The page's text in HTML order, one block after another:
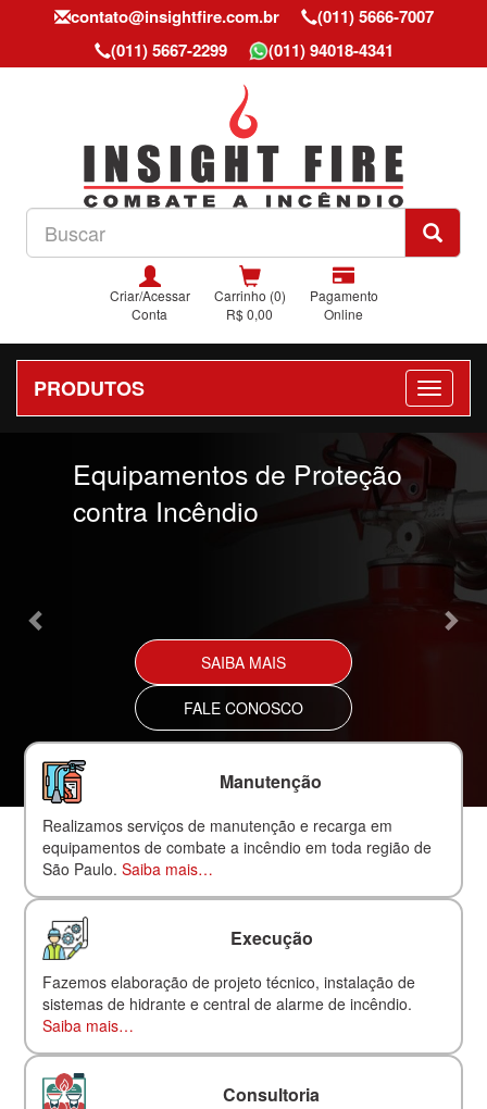
contato@insightfire.com.br
(011) 5666-7007
(011) 5667-2299
(011) 94018-4341
Criar/Acessar
Conta
Carrinho (0)
R$ 0,00
Pagamento
Online
PRODUTOS
Equipamentos de Proteção
contra Incêndio
SAIBA MAIS
FALE CONOSCO
Manutenção
Realizamos serviços de manutenção e recarga em
equipamentos de combate a incêndio em toda região de
São Paulo.Saiba mais…
Execução
Fazemos elaboração de projeto técnico, instalação de
sistemas de hidrante e central de alarme de incêndio.
Saiba mais…
Consultoria